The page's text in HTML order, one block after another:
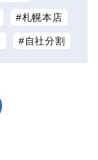
札幌本店
自社分割